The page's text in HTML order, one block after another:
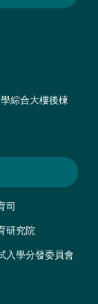
綜合大樓後棟
司
研究院
入學分發委員會